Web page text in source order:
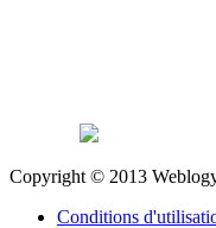
Copyright © 2013
Conditions